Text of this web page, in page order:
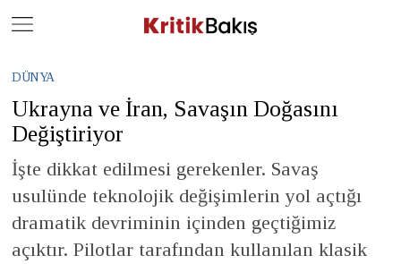
DÜNYA
Ukrayna ve İran, Savaşın Doğasını
Değiştiriyor
İşte dikkat edilmesi gerekenler. Savaş
usulünde teknolojik değişimlerin yol açtığı
dramatik devriminin içinden geçtiğimiz
açıktır. Pilotlar tarafından kullanılan klasik